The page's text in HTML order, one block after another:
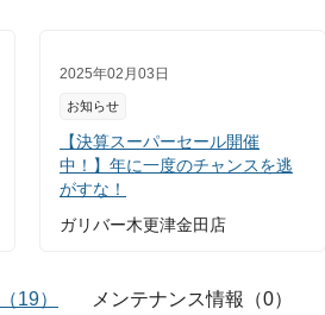
2025年02月03日
お知らせ
【決算スーパーセール開催
中！】年に一度のチャンスを逃
がすな！
ガリバー木更津金田店
（19） メンテナンス情報 （0）